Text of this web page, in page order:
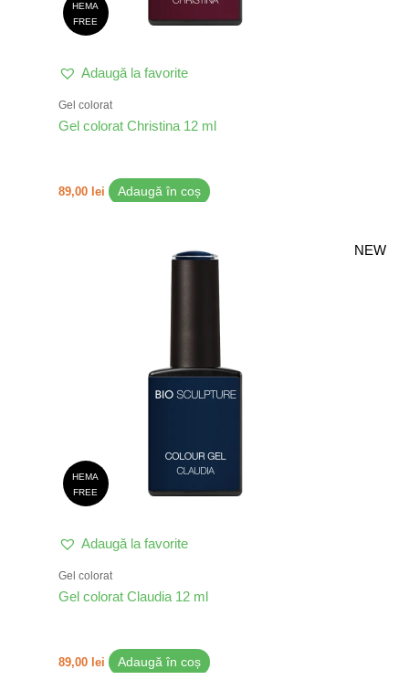
HEMA
FREE
Adaugă la favorite
Gel colorat
Gel colorat Christina 12 ml
89,00 lei Adaugă în coș
NEW
HEMA
FREE
Adaugă la favorite
Gel colorat
Gel colorat Claudia 12 ml
89,00 lei Adaugă în coș